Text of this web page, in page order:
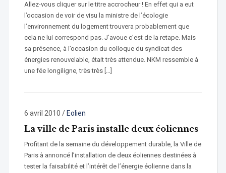
Allez-vous cliquer sur le titre accrocheur ! En effet qui a eut
l’occasion de voir de visu la ministre de l’écologie
l’environnement du logement trouvera probablement que
cela ne lui correspond pas. J’avoue c’est de la retape. Mais
sa présence, à l’occasion du colloque du syndicat des
énergies renouvelable, était très attendue. NKM ressemble à
une fée longiligne, très très […]
6 avril 2010 / Eolien
La ville de Paris installe deux éoliennes
Profitant de la semaine du développement durable, la Ville de
Paris à annoncé l’installation de deux éoliennes destinées à
tester la faisabilité et l’intérêt de l’énergie éolienne dans la